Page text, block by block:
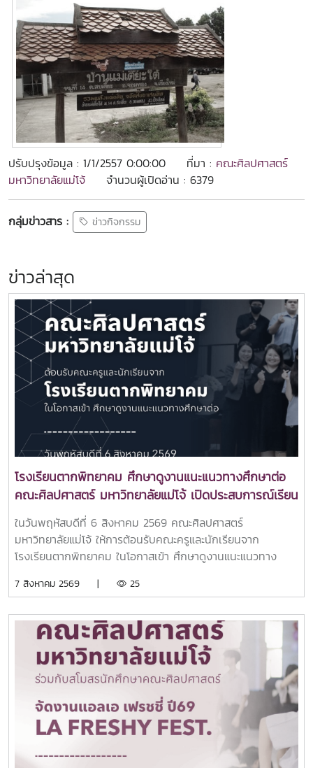
ปรับปรุงข้อมูล : 1/1/2557 0:00:00 ที่มา : คณะศิลปศาสตร์
มหาวิทยาลัยแม่โจ้
จำนวนผู้เปิดอ่าน : 6379
กลุ่มข่าวสาร : ข่าวกิจกรรม
ข่าวล่าสุด
โรงเรียนตากพิทยาคม ศึกษาดูงานแนะแนวทางศึกษาต่อ
คณะศิลปศาสตร์ มหาวิทยาลัยแม่โจ้ เปิดประสบการณ์เรียน
รู้หลักสูตรระดับอุดมศึกษา
ในวันพฤหัสบดีที่ 6 สิงหาคม 2569 คณะศิลปศาสตร์
มหาวิทยาลัยแม่โจ้ ให้การต้อนรับคณะครูและนักเรียนจาก
โรงเรียนตากพิทยาคม ในโอกาสเข้า ศึกษาดูงานแนะแนวทาง
ศิลปศาสตร์ เพื่อเปิดโลกทัศน์และสร้างแรงบันดาลใจในการศึกษา
นี้ ผู้ช่วยศาสตราจารย์ ดร.ปารดา เดชะประทุมวัน รองคณบดี
คณะศิลปศาสตร์ ให้เกียรติเป็นประธานกล่าวต้อนรับ พร้อมนำทีม
คณาจารย์ทุกหลักสูตรฯ เข้าแนะนำข้อมูลเกี่ยวกับแนวทางการ
เรียนการสอน และโอกาสในการประกอบอาชีพของแต่ละหลักสูตร
พร้อมทั้งยังเข้าร่วมเยี่ยมชมศูนย์นวัตกรรมการสื่อสารและการ
ออกแบบสื่อสร้างสรรค์ คณะศิลปศาสตร์ มหาวิทยาลัยแม่โจ้ทั้งนี้
คณะศิลปศาสตร์ได้แนะนำหลักสูตรระดับปริญญาตรีทั้ง 6
หลักสูตร ได้แก่สาขาวิชานิเทศศาสตร์บูรณาการสาขาวิชาภาษา
อังกฤษสาขาวิชานวัตกรรมสังคมสาขาวิชาภาษาไทยสำหรับชาว
7 สิงหาคม 2569 | 25